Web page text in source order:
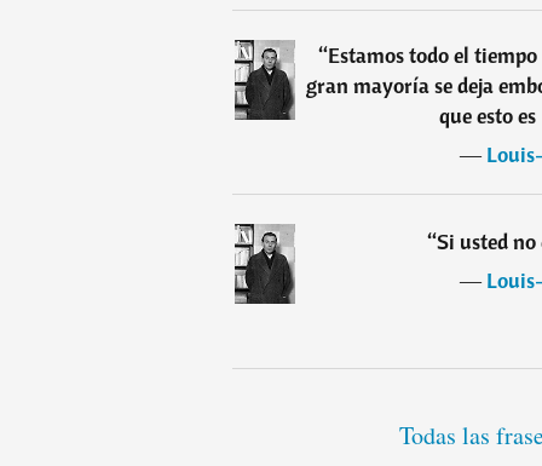
“Estamos todo el
gran mayoría se deja
que esto
―
“Si usted no
―
Todas las